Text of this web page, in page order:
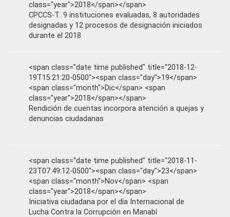
class="year">2018</span></span>
CPCCS-T: 9 instituciones evaluadas, 8 autoridades
designadas y 12 procesos de designación iniciados
durante el 2018
<span class="date time published" title="2018-12-
19T15:21:20-0500"><span class="day">19</span>
<span class="month">Dic</span> <span
class="year">2018</span></span>
Rendición de cuentas incorpora atención a quejas y
denuncias ciudadanas
<span class="date time published" title="2018-11-
23T07:49:12-0500"><span class="day">23</span>
<span class="month">Nov</span> <span
class="year">2018</span></span>
Iniciativa ciudadana por el día Internacional de
Lucha Contra la Corrupción en Manabí